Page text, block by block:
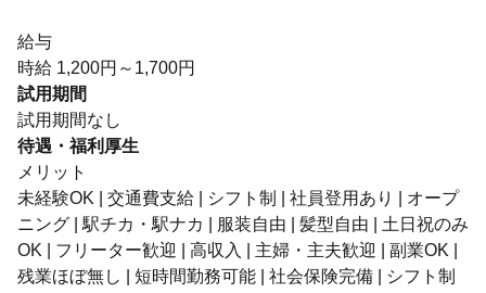
給与
時給 1,200円～1,700円
試用期間
試用期間なし
待遇・福利厚生
メリット
未経験OK | 交通費支給 | シフト制 | 社員登用あり | オープ
ニング | 駅チカ・駅ナカ | 服装自由 | 髪型自由 | 土日祝のみ
OK | フリーター歓迎 | 高収入 | 主婦・主夫歓迎 | 副業OK |
残業ほぼ無し | 短時間勤務可能 | 社会保険完備 | シフト制